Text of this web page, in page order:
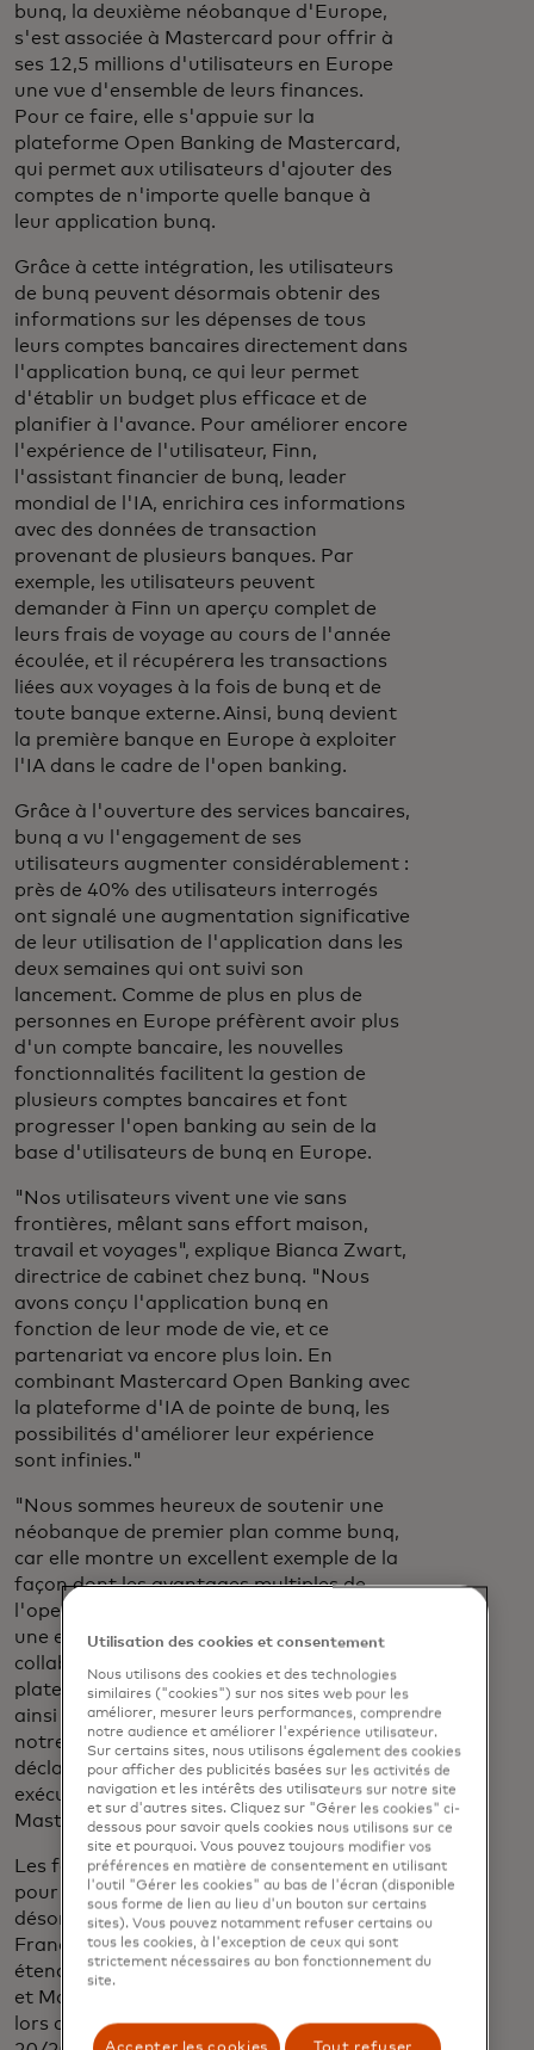
bunq, la deuxième néobanque d'Europe,
s'est associée à Mastercard pour offrir à
ses 12,5 millions d'utilisateurs en Europe
une vue d'ensemble de leurs finances.
Pour ce faire, elle s'appuie sur la
plateforme Open Banking de Mastercard,
qui permet aux utilisateurs d'ajouter des
comptes de n'importe quelle banque à
leur application bunq.
Grâce à cette intégration, les utilisateurs
de bunq peuvent désormais obtenir des
informations sur les dépenses de tous
leurs comptes bancaires directement dans
l'application bunq, ce qui leur permet
d'établir un budget plus efficace et de
planifier à l'avance. Pour améliorer encore
l'expérience de l'utilisateur, Finn,
l'assistant financier de bunq, leader
mondial de l'IA, enrichira ces informations
avec des données de transaction
provenant de plusieurs banques. Par
exemple, les utilisateurs peuvent
demander à Finn un aperçu complet de
leurs frais de voyage au cours de l'année
écoulée, et il récupérera les transactions
liées aux voyages à la fois de bunq et de
toute banque externe. Ainsi, bunq devient
la première banque en Europe à exploiter
l'IA dans le cadre de l'open banking.
Grâce à l'ouverture des services bancaires,
bunq a vu l'engagement de ses
utilisateurs augmenter considérablement :
près de 40% des utilisateurs interrogés
ont signalé une augmentation significative
de leur utilisation de l'application dans les
deux semaines qui ont suivi son
lancement. Comme de plus en plus de
personnes en Europe préfèrent avoir plus
d'un compte bancaire, les nouvelles
fonctionnalités facilitent la gestion de
plusieurs comptes bancaires et font
progresser l'open banking au sein de la
base d'utilisateurs de bunq en Europe.
"Nos utilisateurs vivent une vie sans
frontières, mêlant sans effort maison,
travail et voyages", explique Bianca Zwart,
directrice de cabinet chez bunq. "Nous
avons conçu l'application bunq en
fonction de leur mode de vie, et ce
partenariat va encore plus loin. En
combinant Mastercard Open Banking avec
la plateforme d'IA de pointe de bunq, les
possibilités d'améliorer leur expérience
sont infinies."
"Nous sommes heureux de soutenir une
néobanque de premier plan comme bunq,
car elle montre un excellent exemple de la
façon dont les avantages multiples de
l'open banking et de l'IA peuvent offrir
une excellente expérience utilisateur. Cette
collaboration illustre la solidité de notre
plateforme et de notre portée en Europe,
ainsi que les possibilités d'extension de
notre réseau bancaire ouvert mondial", a
déclaré Bart Willaert, vice-président
exécutif, Open Banking international,
Mastercard.
Les fonctionnalités de banque ouverte
pour les utilisateurs de bunq sont
désormais disponibles aux Pays-Bas, en
France et en Allemagne et seront
étendues à l'ensemble de l'Europe. bunq
et Mastercard ont annoncé ce partenariat
lors de l'édition européenne de Money
Utilisation des cookies et consentement
Nous utilisons des cookies et des technologies
similaires ("cookies") sur nos sites web pour les
améliorer, mesurer leurs performances, comprendre
notre audience et améliorer l'expérience utilisateur.
Sur certains sites, nous utilisons également des cookies
pour afficher des publicités basées sur les activités de
navigation et les intérêts des utilisateurs sur notre site
et sur d'autres sites. Cliquez sur "Gérer les cookies" ci-
dessous pour savoir quels cookies nous utilisons sur ce
site et pourquoi. Vous pouvez toujours modifier vos
préférences en matière de consentement en utilisant
l'outil "Gérer les cookies" au bas de l'écran (disponible
sous forme de lien au lieu d'un bouton sur certains
sites). Vous pouvez notamment refuser certains ou
tous les cookies, à l'exception de ceux qui sont
strictement nécessaires au bon fonctionnement du
site.